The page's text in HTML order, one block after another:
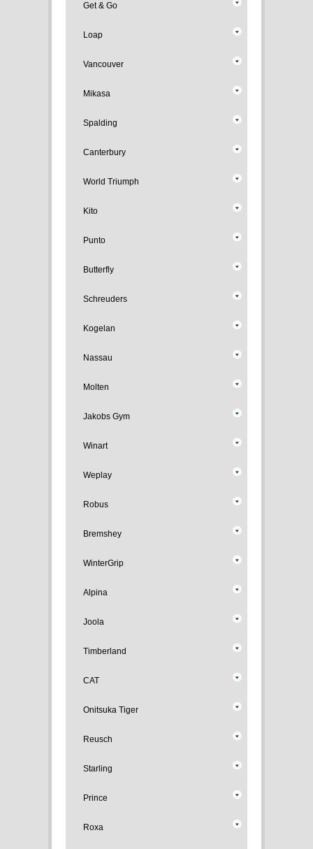
Get & Go
Loap
Vancouver
Mikasa
Spalding
Canterbury
World Triumph
Kito
Punto
Butterfly
Schreuders
Kogelan
Nassau
Molten
Jakobs Gym
Winart
Weplay
Robus
Bremshey
WinterGrip
Alpina
Joola
Timberland
CAT
Onitsuka Tiger
Reusch
Starling
Prince
Roxa